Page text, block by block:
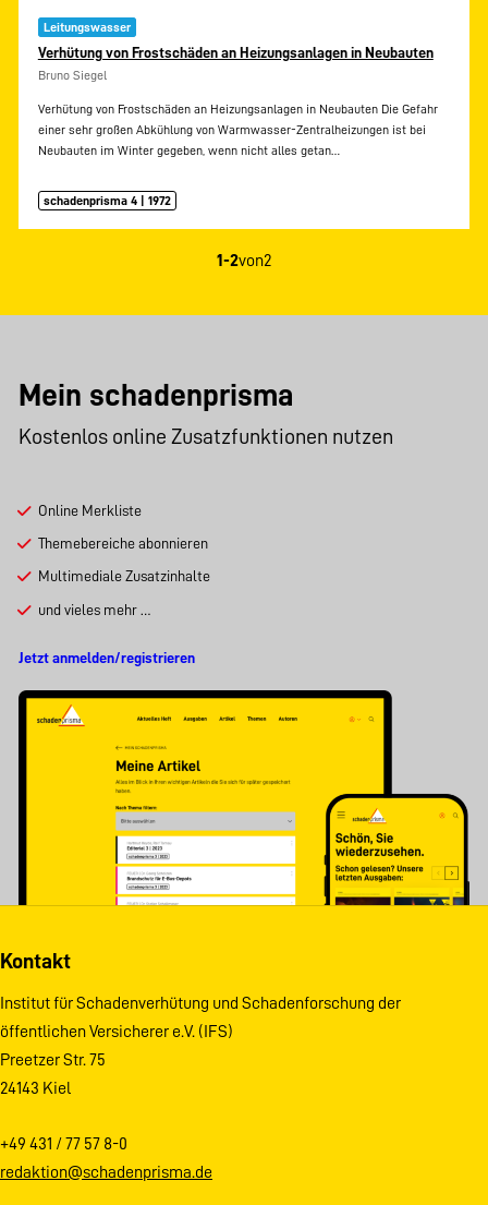
Leitungswasser
Verhütung von Frostschäden an Heizungsanlagen in Neubauten
Bruno Siegel
Verhütung von Frostschäden an Heizungsanlagen in Neubauten Die Gefahr
einer sehr großen Abkühlung von Warmwasser-Zentralheizungen ist bei
Neubauten im Winter gegeben, wenn nicht alles getan…
schadenprisma 4 | 1972
1-2von2
Mein schadenprisma
Kostenlos online Zusatzfunktionen nutzen
Online Merkliste
Themebereiche abonnieren
Multimediale Zusatzinhalte
und vieles mehr …
Jetzt anmelden/registrieren
Kontakt
Institut für Schadenverhütung und Schadenforschung der
öffentlichen Versicherer e.V. (IFS)
Preetzer Str. 75
24143 Kiel
+49 431 / 77 57 8-0
redaktion@schadenprisma.de